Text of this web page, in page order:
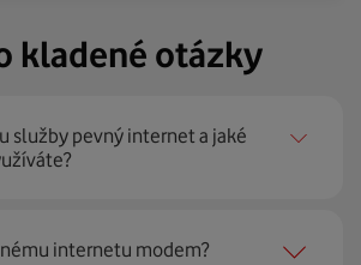
kladené otázky
služby pevný internet a jaké
nabídnout
internetu modem?